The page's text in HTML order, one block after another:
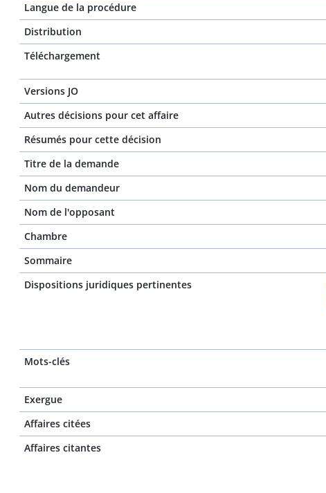
Langue de la procédure
Distribution
Téléchargement
Versions JO
Autres décisions pour cet affaire
Résumés pour cette décision
Titre de la demande
Nom du demandeur
Nom de l'opposant
Chambre
Sommaire
Dispositions juridiques pertinentes
Mots-clés
Exergue
Affaires citées
Affaires citantes